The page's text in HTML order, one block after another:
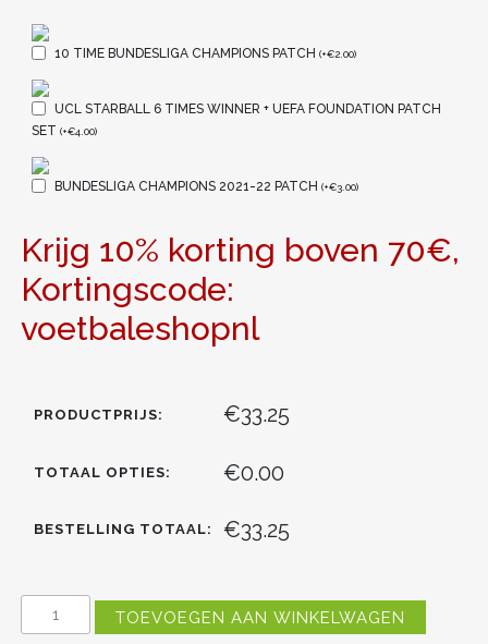
10 TIME BUNDESLIGA CHAMPIONS PATCH (+€2.00)
UCL STARBALL 6 TIMES WINNER + UEFA FOUNDATION PATCH
SET (+€4.00)
BUNDESLIGA CHAMPIONS 2021-22 PATCH (+€3.00)
Krijg 10% korting boven 70€,
Kortingscode:
voetbaleshopnl
PRODUCTPRIJS: €33.25
TOTAAL OPTIES: €0.00
BESTELLING TOTAAL: €33.25
BAYERN
TOEVOEGEN AAN WINKELWAGEN